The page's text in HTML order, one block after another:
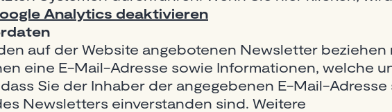
Analytics deaktivieren
auf der Website angebotenen Newsletter
eine E-Mail-Adresse sowie Informationen, welche
Sie der Inhaber der angegebenen E-Mail-
Newsletters einverstanden sind. Weitere